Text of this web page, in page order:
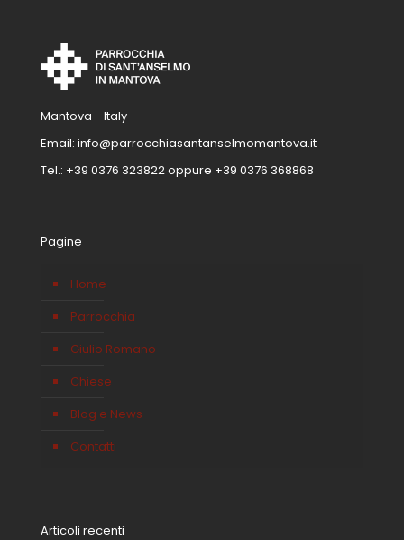
Mantova - Italy
Email: info@parrocchiasantanselmomantova.it
Tel.: +39 0376 323822oppure +39 0376 368868
Pagine
Home
Parrocchia
Giulio Romano
Chiese
Blog e News
Contatti
Articoli recenti